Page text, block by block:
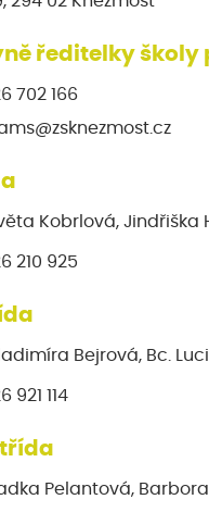
ředitelky
702 166
Kobrlová, Jindřiška
210 925
Bejrová, Bc.
921 114
Pelantová,